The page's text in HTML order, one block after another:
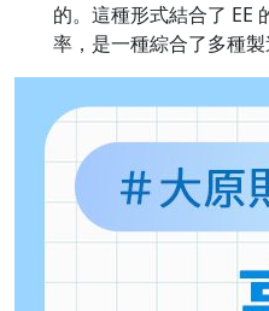
的。這種形式結合了 EE
率，是一種綜合了多種製